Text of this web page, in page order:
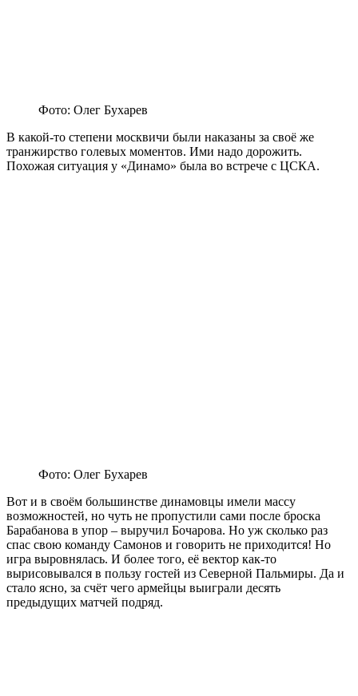
Фото: Олег Бухарев
В какой-то степени москвичи были наказаны за своё же
транжирство голевых моментов. Ими надо дорожить.
Похожая ситуация у «Динамо» была во встрече с ЦСКА.
Фото: Олег Бухарев
Вот и в своём большинстве динамовцы имели массу
возможностей, но чуть не пропустили сами после броска
Барабанова в упор – выручил Бочарова. Но уж сколько раз
спас свою команду Самонов и говорить не приходится! Но
игра выровнялась. И более того, её вектор как-то
вырисовывался в пользу гостей из Северной Пальмиры. Да и
стало ясно, за счёт чего армейцы выиграли десять
предыдущих матчей подряд.